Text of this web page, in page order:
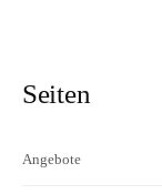
Seiten
Angebote